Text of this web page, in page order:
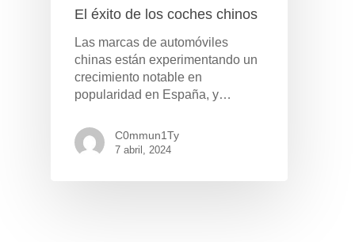
El éxito de los coches chinos
Las marcas de automóviles
chinas están experimentando un
crecimiento notable en
popularidad en España, y…
C0mmun1Ty
7 abril, 2024